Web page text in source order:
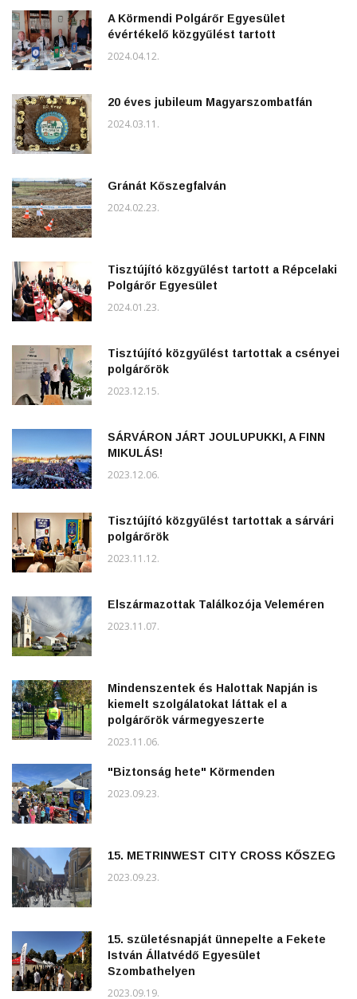
A Körmendi Polgárőr Egyesület
évértékelő közgyűlést tartott
2024.04.12.
20 éves jubileum Magyarszombatfán
2024.03.11.
Gránát Kőszegfalván
2024.02.23.
Tisztújító közgyűlést tartott a Répcelaki
Polgárőr Egyesület
2024.01.23.
Tisztújító közgyűlést tartottak a csényei
polgárőrök
2023.12.15.
SÁRVÁRON JÁRT JOULUPUKKI, A FINN
MIKULÁS!
2023.12.06.
Tisztújító közgyűlést tartottak a sárvári
polgárőrök
2023.11.12.
Elszármazottak Találkozója Veleméren
2023.11.07.
Mindenszentek és Halottak Napján is
kiemelt szolgálatokat láttak el a
polgárőrök vármegyeszerte
2023.11.06.
"Biztonság hete" Körmenden
2023.09.23.
15. METRINWEST CITY CROSS KŐSZEG
2023.09.23.
15. születésnapját ünnepelte a Fekete
István Állatvédő Egyesület
Szombathelyen
2023.09.19.